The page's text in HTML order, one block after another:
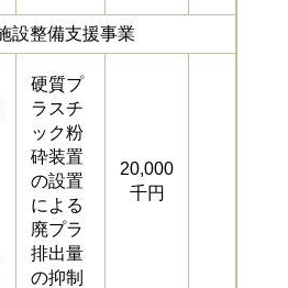
設整備支援事業
硬質プ
ラスチ
ック粉
砕装置
の設置
による
廃プラ
排出量
の抑制
20,000
千円